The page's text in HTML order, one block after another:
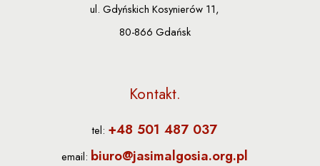
ul. Gdyńskich Kosynierów 11,
80-866 Gdańsk
Kontakt
tel: +48 501 487 037
email: biuro@jasimalgosia.org.pl